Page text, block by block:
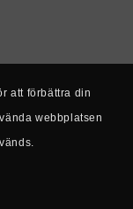
att förbättra din
webbplatsen